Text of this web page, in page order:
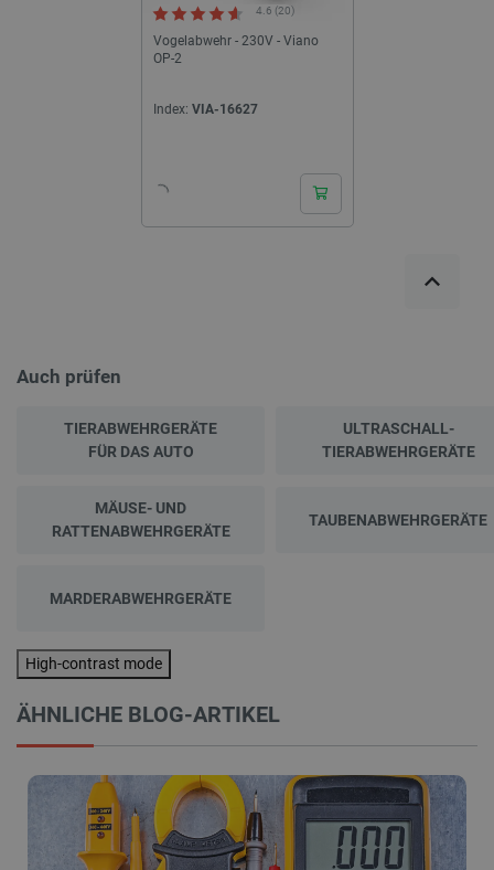
Vogelabwehr - 230V - Viano
OP-2
4.6 (20)
Index: VIA-16627
Auch prüfen
TIERABWEHRGERÄTE
FÜR DAS AUTO
ULTRASCHALL-
TIERABWEHRGERÄTE
MÄUSE- UND
RATTENABWEHRGERÄTE
TAUBENABWEHRGERÄTE
MARDERABWEHRGERÄTE
High-contrast mode
ÄHNLICHE BLOG-ARTIKEL